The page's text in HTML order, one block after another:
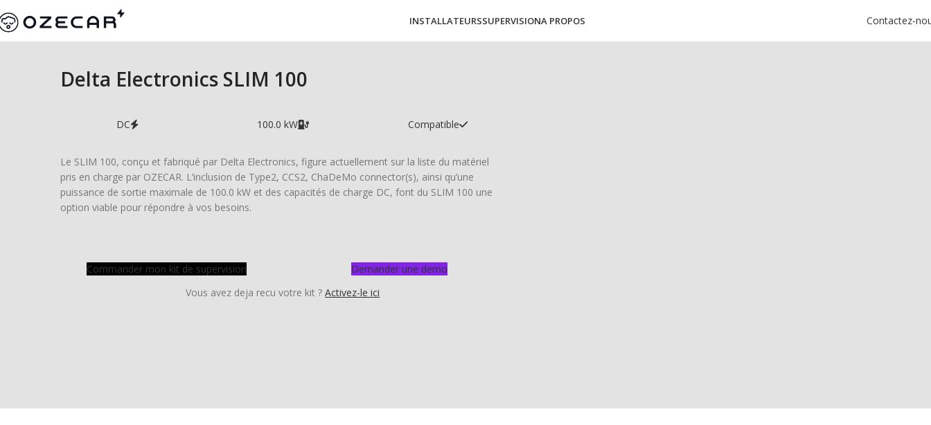
INSTALLATEURSSUPERVISIONA PROPOS Contactez-
Delta Electronics SLIM 100
DC 100.0 kW Compatible
Le SLIM 100, conçu et fabriqué par Delta Electronics, figure actuellement sur la liste du matériel
pris en charge par OZECAR. L’inclusion de Type2, CCS2, ChaDeMo connector(s), ainsi qu’une
puissance de sortie maximale de 100.0 kW et des capacités de charge DC, font du SLIM 100 une
option viable pour répondre à vos besoins.
Commander mon kit de supervision
Demander une demo
Vous avez deja recu votre kit ?Activez-le ici